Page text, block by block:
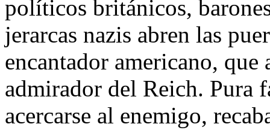
políticos británicos,
jerarcas nazis abren las
encantador americano, que
admirador del Reich. Pura
acercarse al enemigo,